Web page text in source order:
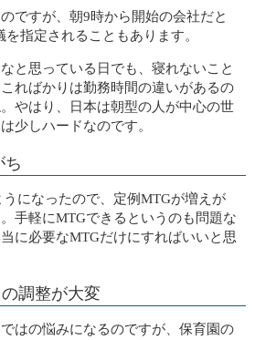
ですが、朝9時から開始の会社だと
指定されることもあります。
と思っている日でも、寝れないこと
ればかりは勤務時間の違いがあるの
やはり、日本は朝型の人が中心の世
少しハードなのです。
ち
になったので、定例MTGが増えが
手軽にMTGできるというのも問題な
に必要なMTGだけにすればいいと思
調整が大変
はの悩みになるのですが、保育園の